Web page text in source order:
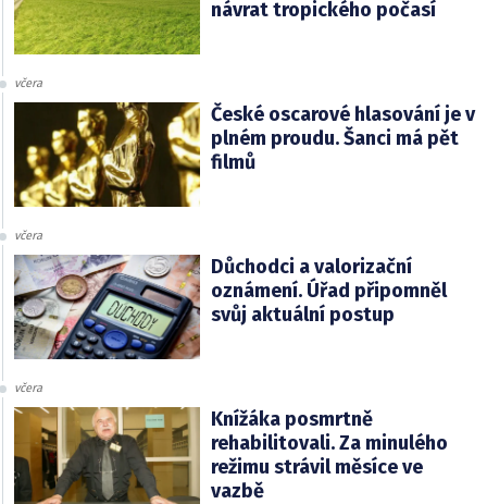
návrat tropického počasí
včera
České oscarové hlasování je v
plném proudu. Šanci má pět
filmů
včera
Důchodci a valorizační
oznámení. Úřad připomněl
svůj aktuální postup
včera
Knížáka posmrtně
rehabilitovali. Za minulého
režimu strávil měsíce ve
vazbě